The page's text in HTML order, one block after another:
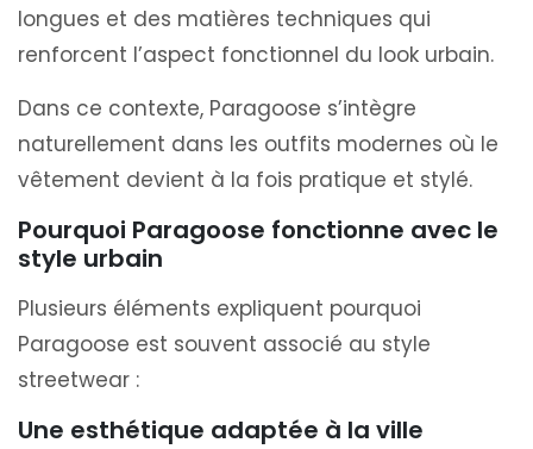
longues et des matières techniques qui
renforcent l’aspect fonctionnel du look urbain.
Dans ce contexte, Paragoose s’intègre
naturellement dans les outfits modernes où le
vêtement devient à la fois pratique et stylé.
Pourquoi Paragoose fonctionne avec le
style urbain
Plusieurs éléments expliquent pourquoi
Paragoose est souvent associé au style
streetwear :
Une esthétique adaptée à la ville